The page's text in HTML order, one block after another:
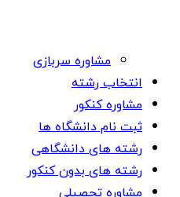
مشاوره سربازی
انتخاب رشته
مشاوره کنکور
ثبت نام دانشگاه ها
رشته های دانشگاهی
رشته های بدون کنکور
مشاوره تحصیلی